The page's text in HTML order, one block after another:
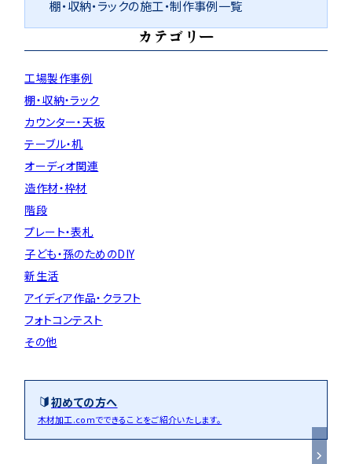
棚・収納・ラックの施工・制作事例一覧
カテゴリー
工場製作事例
棚・収納・ラック
カウンター・天板
テーブル・机
オーディオ関連
造作材・枠材
階段
プレート・表札
子ども・孫のためのDIY
新生活
アイディア作品・クラフト
フォトコンテスト
その他
初めての方へ
木材加工.comでできることをご紹介いたします。